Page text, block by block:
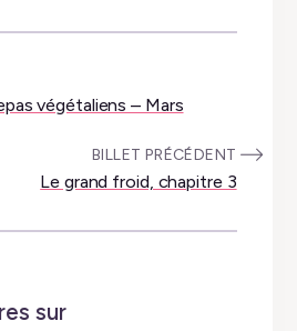
végétaliens – Mars
BILLET PRÉCÉDENT
Le grand froid, chapitre 3
sur